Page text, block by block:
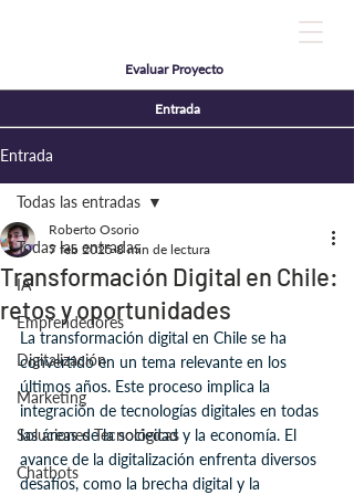
Evaluar Proyecto
Entrada
Entrada
Todas las entradas
IA
Emprendedores
Digitalización
Marketing
Soluciones Tecnológicas
Chatbots
Todas las entradas
Transformación Digital en Chile:
retos y oportunidades
Roberto Osorio
7 feb 2025 8 min de lectura
La transformación digital en Chile se ha
convertido en un tema relevante en los
últimos años. Este proceso implica la
integración de tecnologías digitales en todas
las áreas de la sociedad y la economía. El
avance de la digitalización enfrenta diversos
desafíos, como la brecha digital y la